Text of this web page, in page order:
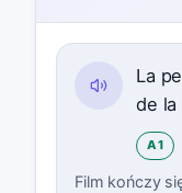
La
de la
A1
Film kończy